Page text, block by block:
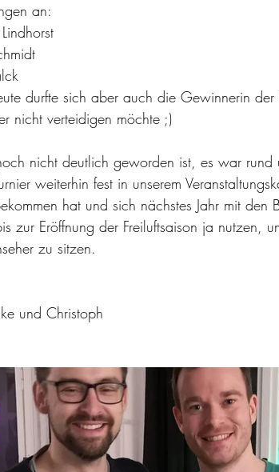
an:
durfte sich aber auch die Gewinnerin der
nicht verteidigen möchte ;)
nicht deutlich geworden ist, es war
weiterhin fest in unserem
hat und sich nächstes Jahr mit den
zur Eröffnung der Freiluftsaison ja nutzen,
zu sitzen.
und Christoph